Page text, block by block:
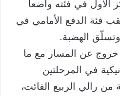
الأول في فئته واضعاً
فئة الدفع الأمامي في
وتسلّق الهضبة.
عن المسار مع ما
في المرحلتين
من رالي الربيع الفائت،